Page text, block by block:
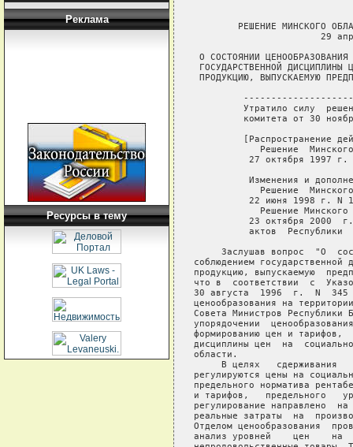
Реклама
Ресурсы в тему
РЕШЕНИЕ МИНСКОГО ОБЛАСТНОГО ИСПОЛНИТЕЛЬНОГО КОМИТЕТА
                       29 апреля 1997 г. N 29

 О СОСТОЯНИИ ЦЕНООБРАЗОВАНИЯ И КОНТРОЛЯ ЗА СОБЛЮДЕНИЕМ
 ГОСУДАРСТВЕННОЙ ДИСЦИПЛИНЫ ЦЕН НА СОЦИАЛЬНО ЗНАЧИМУЮ
 ПРОДУКЦИЮ, ВЫПУСКАЕМУЮ ПРЕДПРИЯТИЯМИ ОБЛАСТИ

         -----------------------------------------------------------
         Утратило силу  решением Минского областного исполнительного
         комитета от 30 ноября 2005 г. № 1050   

         [Распространение действия:
            Решение  Минского областного исполнительного комитета от
          27 октября 1997 г. N 106;

          Изменения и дополнения:
            Решение  Минского областного исполнительного комитета от
          22 июня 1998 г. N 16/6;
            Решение Минского областного  исполнительного комитета от
          23 октября 2000  г.  N  705 (Национальный  реестр правовых
          актов  Республики  Беларусь,   2000  г.,   N  108,  9/931).]

     Заслушав вопрос  "О  состоянии  ценообразования  и  контроля за
соблюдением государственной дисциплины  цен  на  социально  значимую
продукцию, выпускаемую  предприятиями  области",  исполком отмечает,
что в  соответствии  с  Указом  Президента  Республики  Беларусь  от
30 августа  1996  г.  N  345  "О  некоторых  мерах  по  упорядочению
ценообразования на территории Республики Беларусь" и  постановлением
Совета Министров Республики Беларусь от 20 февраля 1997 г. N 103 "Об
упорядочении  ценообразования"  проводится  определенная  работа  по
формированию цен и тарифов,  контролю за соблюдением государственной
дисциплины цен  на  социально  значимую  продукцию,  производимую  в
области.
     В целях   сдерживания   инфляционных   процессов  облисполкомом
регулируются цены на социально значимую продукцию путем  ограничения
предельного норматива рентабельности, установления фиксированных цен
и тарифов,   предельного   уровня   торговых    надбавок.    Ценовое
регулирование направлено  на установление цен и тарифов,  отражающих
реальные затраты  на  производство  и  реализацию  этой   продукции.
Отделом ценообразования  проводится  декларирование,  согласование и
анализ уровней    цен    на     основные     продовольственные     и
непродовольственные товары. Так, за 1996 год и I квартал т.г. в ходе
рассмотрения в сторону снижения скорректировано 35,2% представленных
предприятиями цен на сумму 150,7 млрд.руб.
     Согласование цен на такие социально значимые товары,  как  хлеб
массовых сортов, мука, молочная продукция, вареные колбасные изделия
и др.  дает положительные результаты.  Так,  из 39 позиций  основных
продуктов питания, цены на которые отслеживаются в республике, по 18
(или 46,2%) в области цены ниже среднего уровня,  а  по  21  позиции
(или 53,8%) - на уровне других областей.
     Проводимая в  области   ценовая   политика,   направленная   на
сдерживание роста  цен,  позволила  обеспечить существенное снижение
темпов инфляции и удерживать ее примерно на уровне,  предусмотренном
в годовом   прогнозе.  При  общем  росте  к  декабрю  прошлого  года
потребительских цен  на  39,3%,  или   2,8%   в   месяц,   цены   на
продовольственные товары выросли на 43,4%,  непродовольственные - на
30,3%, услуги - на 29,6%. Рост цен в промышленности был ниже, чем на
потребительском рынке.  Цены производителей выросли  на  32,6%,  или
2,4% в месяц.
     Вместе с  тем  необходимо  отметить,  что  на  предприятиях и в
организациях области  не  разрабатываются   или   носят   формальный
характер мероприятия по снижению себестоимости продукции.  На многих
предприятиях нарушаются требования "Основных  положений  по  составу
затрат, включаемых в себестоимость продукции (работ, услуг)" в части
нормированного отнесения   на   себестоимость   продукции    (услуг)
стоимости расходуемых    топливно-энергетических    ресурсов,   т.е.
отсутствуют утвержденные в установленном порядке  нормы  их  расхода
(Любанское РПП ЖКХ,  Солигорское ПО ЖКХ "Комплекс", Зеленоборское ПП
"Коммунальник" и  др.).  Действующие  на  предприятиях  положения  о
премировании не способствуют повышению эффективности производства.
     Существенно влияет на рост цен и снижение объемов производства.
Низким процентом     использования     производственных    мощностей
характеризуется работа большинства предприятий МГПО "Мясмолоко", где
средний процент использования мощностей за 1996 год составил 36,6%.
     Действующая система ценообразования на картофель и плодоовощную
продукцию не способствует снижению издержек обращения.
     В системе потребкооперации производство массовых сортов  хлеба,
цены на  которые  согласовываются,  является  убыточным (за 1996 год
убытки составили 6,9 млрд.руб.).